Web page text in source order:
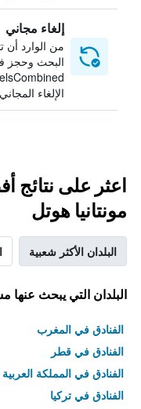
إلغاء مجاني
من الوارد أن
البحث وحجز
الإلغاء المجاني
اعثر على نتائج
مونتانيا هوتل
البلدان الأكثر شعبية
البلدان التي يبحث عنها
الفنادق في المغرب
الفنادق في قطر
الفنادق في المملكة
الفنادق في تركيا